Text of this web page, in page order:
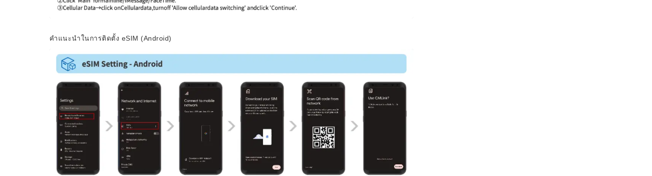
คำแนะนำในการติดตั้ง eSIM (Android)